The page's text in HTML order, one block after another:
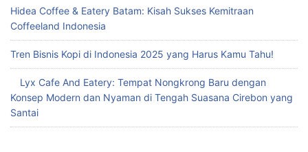
Hidea Coffee & Eatery Batam: Kisah Sukses Kemitraan
Coffeeland Indonesia
Tren Bisnis Kopi di Indonesia 2025 yang Harus Kamu Tahu!
Lyx Cafe And Eatery: Tempat Nongkrong Baru dengan
Konsep Modern dan Nyaman di Tengah Suasana Cirebon yang
Santai